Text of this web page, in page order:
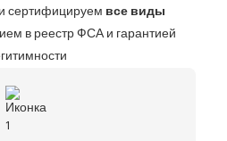
сертифицируем все виды
в реестр ФСА и гарантией